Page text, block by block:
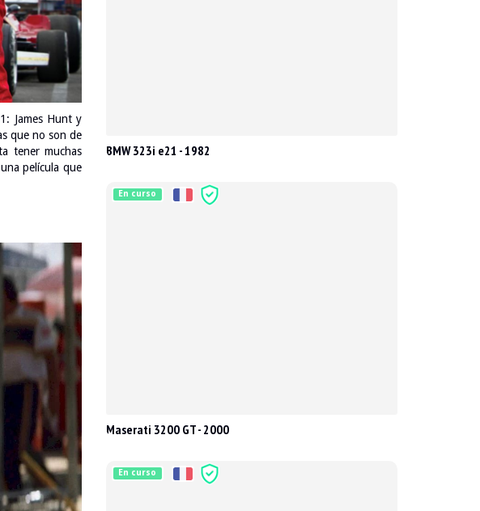
James Hunt y
que no son de
tener muchas
película que
BMW 323i e21 - 1982
En curso
Maserati 3200 GT - 2000
En curso